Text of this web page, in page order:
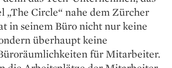
Circle“ nahe dem Zürcher
in seinem Büro nicht nur keine
überhaupt keine
für Mitarbeiter.